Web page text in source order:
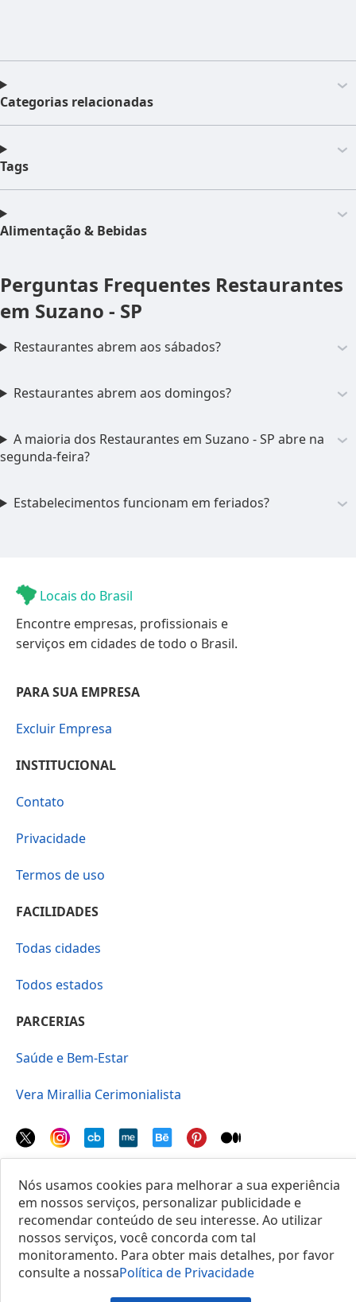
Categorias relacionadas
Tags
Alimentação & Bebidas
Perguntas Frequentes Restaurantes
em Suzano - SP
Restaurantes abrem aos sábados?
Restaurantes abrem aos domingos?
A maioria dos Restaurantes em Suzano - SP abre na
segunda-feira?
Estabelecimentos funcionam em feriados?
Locais do Brasil
Encontre empresas, profissionais e
serviços em cidades de todo o Brasil.
PARA SUA EMPRESA
Excluir Empresa
INSTITUCIONAL
Contato
Privacidade
Termos de uso
FACILIDADES
Todas cidades
Todos estados
PARCERIAS
Saúde e Bem-Estar
Vera Mirallia Cerimonialista
© 2025 Locais do Brasil
Nós usamos cookies para melhorar a sua experiência
em nossos serviços, personalizar publicidade e
recomendar conteúdo de seu interesse. Ao utilizar
nossos serviços, você concorda com tal
monitoramento. Para obter mais detalhes, por favor
consulte a nossaPolítica de Privacidade